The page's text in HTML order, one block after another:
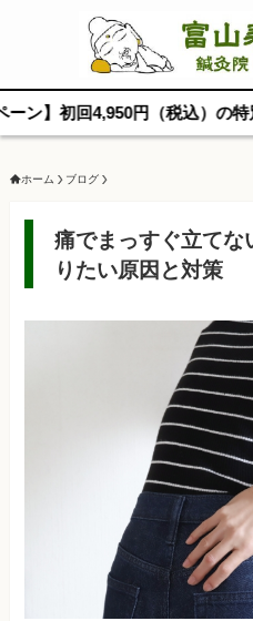
円（税込）の特別価格でご
ホーム ブログ
痛でまっすぐ立て
りたい原因と対策